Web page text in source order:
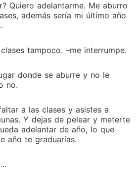
Quiero adelantarme. Me aburro
además sería mi último año
tampoco. –me interrumpe.
donde se aburre y no le
no.
a las clases y asistes a
Y dejas de pelear y meterte
adelantar de año, lo que
año te graduarías.